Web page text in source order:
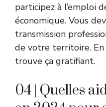
participez à l’emploi
économique. Vous
transmission
de votre territoire.
trouve ça gratifiant.
04 | Quelles